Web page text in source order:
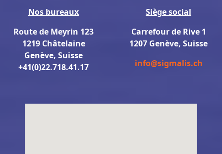
Nos bureaux
Route de Meyrin 123
1219 Châtelaine
Genève, Suisse
+41(0)22.718.41.17
Siège social
Carrefour de Rive 1
1207 Genève, Suisse
info@sigmalis.ch